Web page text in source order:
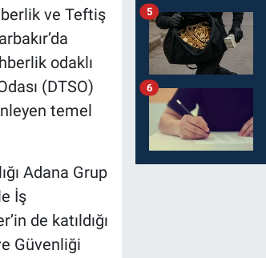
ve Teftiş
odaklı
(DTSO)
temel
Adana Grup
İş
de katıldığı
Güvenliği
5
6